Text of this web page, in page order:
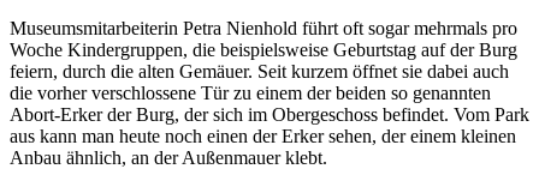
Museumsmitarbeiterin Petra Nienhold führt oft sogar mehrmals pro
Woche Kindergruppen, die beispielsweise Geburtstag auf der Burg
feiern, durch die alten Gemäuer. Seit kurzem öffnet sie dabei auch
die vorher verschlossene Tür zu einem der beiden so genannten
Abort-Erker der Burg, der sich im Obergeschoss befindet. Vom Park
aus kann man heute noch einen der Erker sehen, der einem kleinen
Anbau ähnlich, an der Außenmauer klebt.